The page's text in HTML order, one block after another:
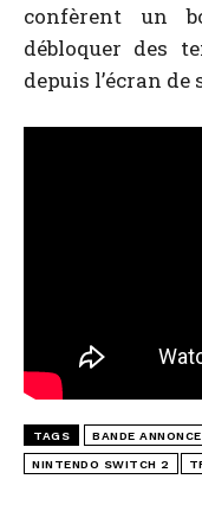
confèrent un
débloquer des
depuis l’écran
TAGS BANDE ANNONCE
NINTENDO SWITCH 2